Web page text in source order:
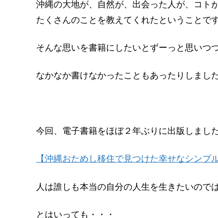
沖縄の大地が、自然が、出会った人が、コト
たくさんのことを教えてくれたということで
そんな思いを書籍にしたいとずーっと思いつ
なかなか書けなかったこともあったりしまし
今回、電子書籍をほぼ２年ぶりに出版しまし
【沖縄おためし移住で見つけた幸せなシンプ
人は誰しも本当の自分の人生を生きたいので
とはいっても・・・